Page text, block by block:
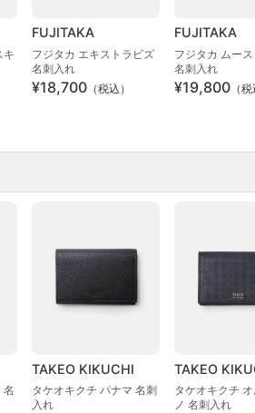
キ
FUJITAKA
フジタカ エキストラビズ
名刺入れ
¥18,700 （税込）
FUJITAKA
フジタカ ムー
名刺入れ
¥19,800 （
名
TAKEO KIKUCHI
タケオキクチ パナマ 名刺
入れ
TAKEO
タケオキクチ
ノ 名刺入れ